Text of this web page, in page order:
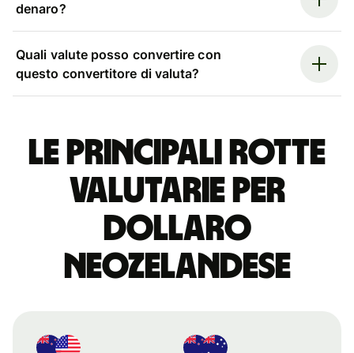
denaro?
Quali valute posso convertire con
questo convertitore di valuta?
Le principali rotte
valutarie per
dollaro
neozelandese